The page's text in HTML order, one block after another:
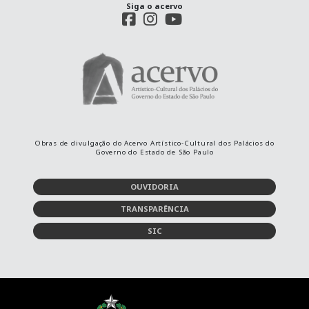
Siga o acervo
Obras de divulgação do Acervo Artístico-Cultural dos Palácios do
Governo do Estado de São Paulo
OUVIDORIA
TRANSPARÊNCIA
SIC